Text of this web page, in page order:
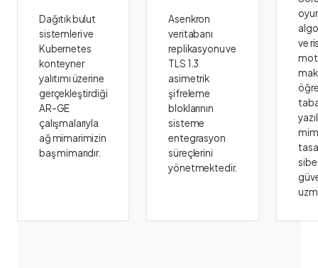
Dağıtık bulut
sistemleri ve
Kubernetes
konteyner
yalıtımı üzerine
gerçekleştirdiği
AR-GE
çalışmalarıyla
ağ mimarimizin
baş mimarıdır.
Asenkron
veritabanı
replikasyonu ve
TLS 1.3
asimetrik
şifreleme
bloklarının
sisteme
entegrasyon
süreçlerini
yönetmektedir.
ve